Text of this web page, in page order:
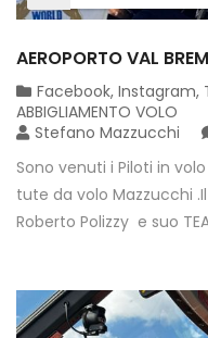
AEROPORTO VAL
Facebook, Instagram,
ABBIGLIAMENTO VOLO
Stefano Mazzucchi
Sono venuti i Piloti in
tute da volo Mazzucchi
Roberto Polizzy e suo